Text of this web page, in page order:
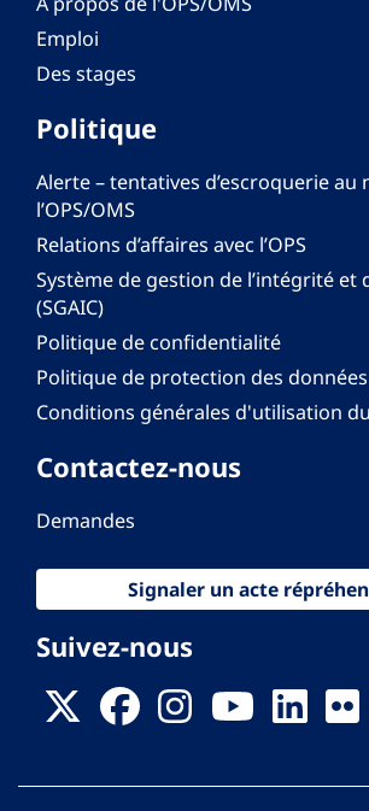
Emploi
Des stages
Politique
Alerte – tentatives d’escroquerie au
l’OPS/OMS
Relations d’affaires avec l’OPS
Système de gestion de l’intégrité et
(SGAIC)
Politique de confidentialité
Politique de protection des
Conditions générales d'utilisation
Contactez-nous
Demandes
Signaler un acte
Suivez-nous